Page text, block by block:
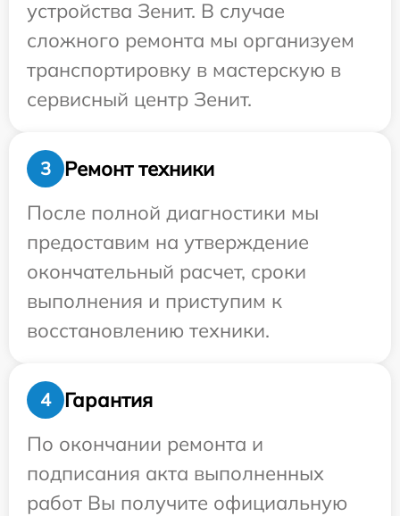
устройства Зенит. В случае
сложного ремонта мы организуем
транспортировку в мастерскую в
сервисный центр Зенит.
3
Ремонт техники
После полной диагностики мы
предоставим на утверждение
окончательный расчет, сроки
выполнения и приступим к
восстановлению техники.
4
Гарантия
По окончании ремонта и
подписания акта выполненных
работ Вы получите официальную